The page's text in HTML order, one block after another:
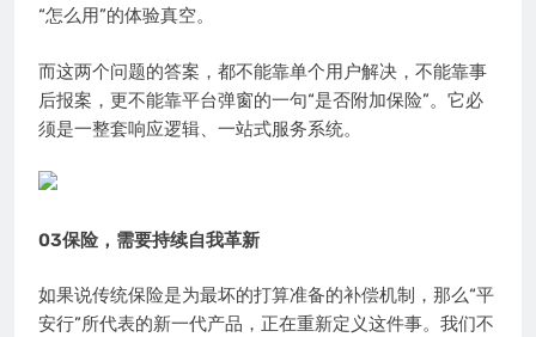
“怎么用”的体验真空。
而这两个问题的答案，都不能靠单个用户解决，不能靠事
后报案，更不能靠平台弹窗的一句“是否附加保险”。它必
须是一整套响应逻辑、一站式服务系统。
03保险，需要持续自我革新
如果说传统保险是为最坏的打算准备的补偿机制，那么“平
安行”所代表的新一代产品，正在重新定义这件事。我们不